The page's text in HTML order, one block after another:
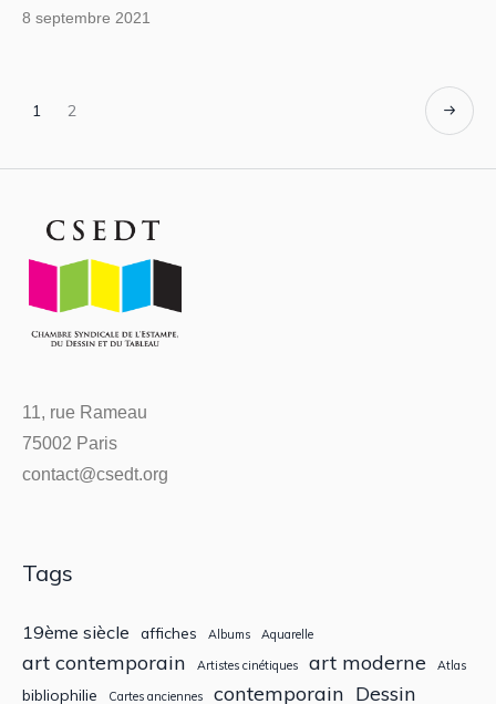
8 septembre 2021
1 2
11, rue Rameau
75002 Paris
contact@csedt.org
Tags
19ème siècle affiches Albums Aquarelle
art contemporain Artistes cinétiques art moderne Atlas
bibliophilie Cartes anciennes contemporain Dessin